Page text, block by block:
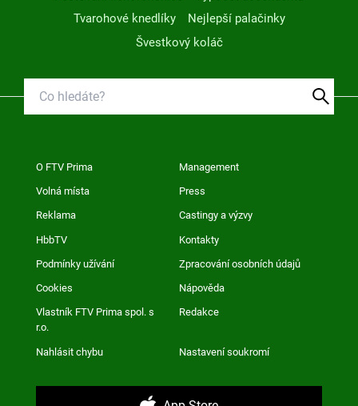
Tvarohové knedlíky
Nejlepší palačinky
Švestkový koláč
O FTV Prima Management
Volná místa Press
Reklama Castingy a výzvy
HbbTV Kontakty
Podmínky užívání Zpracování osobních údajů
Cookies Nápověda
Vlastník FTV Prima spol. s
r.o.
Redakce
Nahlásit chybu Nastavení soukromí